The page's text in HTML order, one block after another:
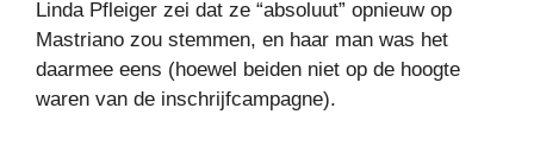
Linda Pfleiger zei dat ze “absoluut” opnieuw op
Mastriano zou stemmen, en haar man was het
daarmee eens (hoewel beiden niet op de hoogte
waren van de inschrijfcampagne).